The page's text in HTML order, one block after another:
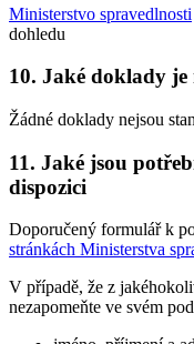
Ministerstvo spravedlnosti
dohledu
10. Jaké doklady je
Žádné doklady nejsou
11. Jaké jsou
dispozici
Doporučený formulář k
stránkách Ministerstva
V případě, že z
nezapomeňte ve svém